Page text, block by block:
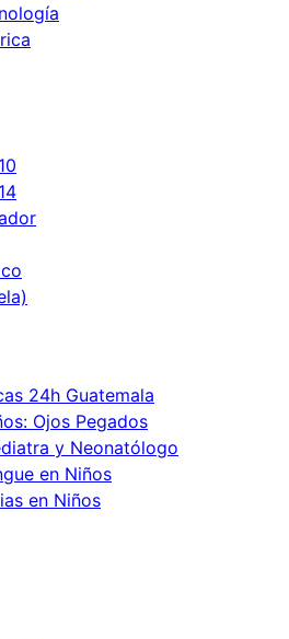
24h Guatemala
Ojos Pegados
y Neonatólogo
en Niños
en Niños